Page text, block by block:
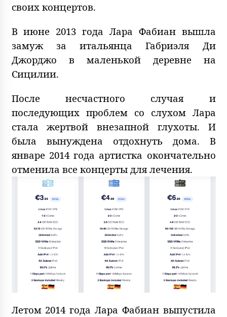
своих концертов.
В июне 2013 года Лара Фабиан вышла
замуж за итальянца Габриэля Ди
Джорджо в маленькой деревне на
Сицилии.
После несчастного случая и
последующих проблем со слухом Лара
стала жертвой внезапной глухоты. И
была вынуждена отдохнуть дома. В
январе 2014 года артистка окончательно
отменила все концерты для лечения.
Летом 2014 года Лара Фабиан выпустила